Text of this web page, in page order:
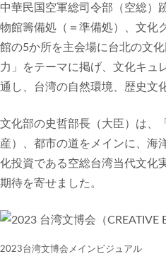
中華民国空軍総司令部（空総）
物館籌備処（＝準備処）、文化
館の5か所を主会場に台北の文
力」をテーマに掲げ、文化キュ
通し、台湾の自然環境、歴史文
文化部の史哲部長（大臣）は、
産）、都市の道をメインに、海
化投資である空総台湾当代文化
期待を寄せました。
2023台湾文博会メインビジュアル